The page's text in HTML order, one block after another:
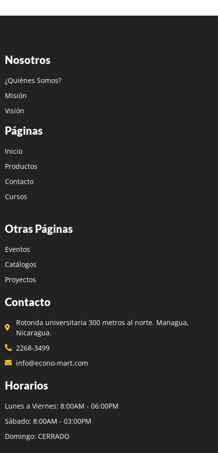
Nosotros
¿Quiénes Somos?
Misión
Visión
Páginas
Inicio
Productos
Contacto
Cursos
Otras Páginas
Eventos
Catálogos
Proyectos
Contacto
Rotonda universitaria 300 metros al norte. Managua,
Nicaragua.
2268-3499
info@econo-mart.com
Horarios
Lunes a Viernes: 8:00AM - 06:00PM
Sábado: 8:00AM - 03:00PM
Domingo: CERRADO